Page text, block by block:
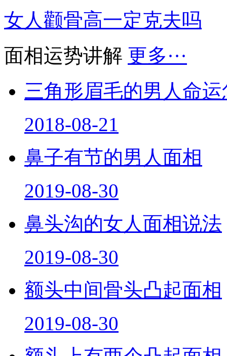
女人颧骨高一定克夫吗
面相运势讲解 更多···
三角形眉毛的男人命
2018-08-21
鼻子有节的男人面相
2019-08-30
鼻头沟的女人面相说法
2019-08-30
额头中间骨头凸起面相
2019-08-30
额头上有两个凸起面相